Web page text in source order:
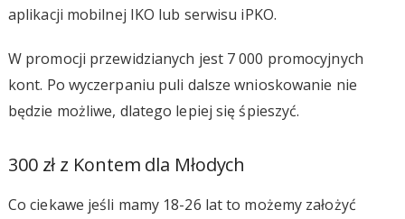
aplikacji mobilnej IKO lub serwisu iPKO.
W promocji przewidzianych jest 7 000 promocyjnych
kont. Po wyczerpaniu puli dalsze wnioskowanie nie
będzie możliwe, dlatego lepiej się śpieszyć.
300 zł z Kontem dla Młodych
Co ciekawe jeśli mamy 18-26 lat to możemy założyć